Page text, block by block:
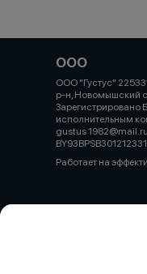
ООО
ООО "Густус"
р-н, Новомышский
Зарегистрировано
исполнительным
gustus
Работает на